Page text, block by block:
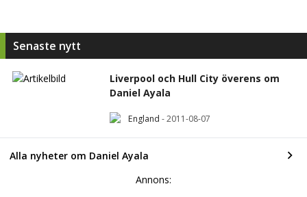
Senaste nytt
Liverpool och Hull City överens om
Daniel Ayala
England -2011-08-07
Alla nyheter om Daniel Ayala
Annons: